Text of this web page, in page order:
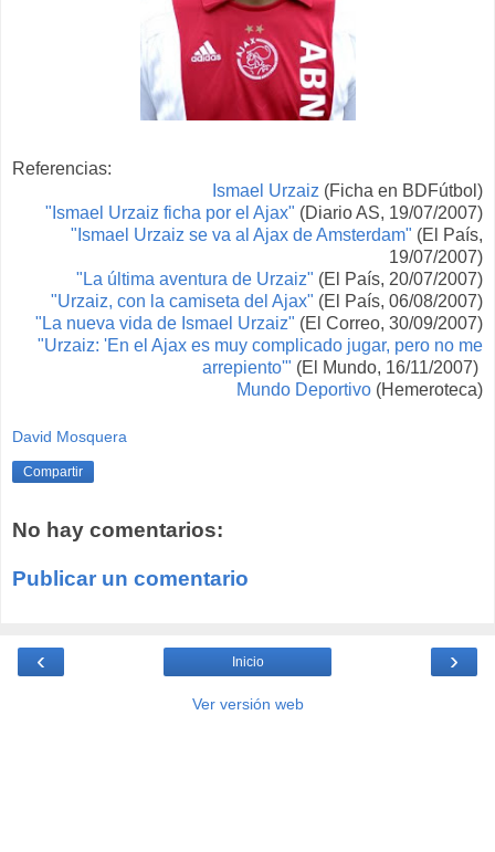
Referencias:
Ismael Urzaiz (Ficha en BDFútbol)
"Ismael Urzaiz ficha por el Ajax" (Diario AS, 19/07/2007)
"Ismael Urzaiz se va al Ajax de Amsterdam" (El País,
19/07/2007)
"La última aventura de Urzaiz" (El País, 20/07/2007)
"Urzaiz, con la camiseta del Ajax" (El País, 06/08/2007)
"La nueva vida de Ismael Urzaiz" (El Correo, 30/09/2007)
"Urzaiz: 'En el Ajax es muy complicado jugar, pero no me
arrepiento'" (El Mundo, 16/11/2007)
Mundo Deportivo (Hemeroteca)
David Mosquera
Compartir
No hay comentarios:
Publicar un comentario
‹ ›
Inicio
Ver versión web